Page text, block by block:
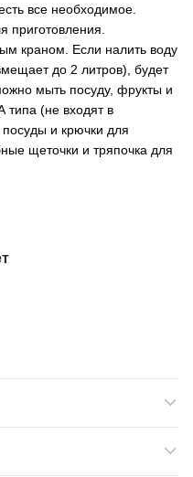
все необходимое.
приготовления.
краном. Если налить воду
до 2 литров), будет
мыть посуду, фрукты и
типа (не входят в
и крючки для
щеточки и тряпочка для